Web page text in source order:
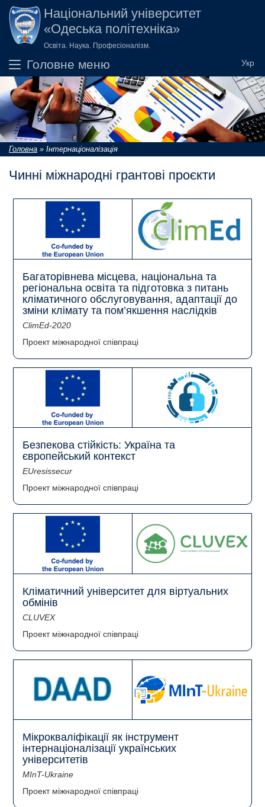
Перейти до основного вмісту
Національний університет
«Одеська політехніка»
Освіта. Наука. Професіоналізм.
Головне меню
Ви є тут
Головна » Інтернаціоналізація
Чинні міжнародні грантові проєкти
Багаторівнева місцева, національна та
регіональна освіта та підготовка з питань
кліматичного обслуговування, адаптації до
зміни клімату та пом’якшення наслідків
ClimEd-2020
Проект міжнародної співпраці
Безпекова стійкість: Україна та
європейський контекст
EUresissecur
Проект міжнародної співпраці
Кліматичний університет для віртуальних
обмінів
CLUVEX
Проект міжнародної співпраці
Мікрокваліфікації як інструмент
інтернаціоналізації українських
університетів
MInT-Ukraine
Проект міжнародної співпраці